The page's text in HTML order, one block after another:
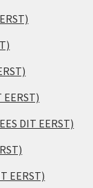
DIT EERST)
EERST)